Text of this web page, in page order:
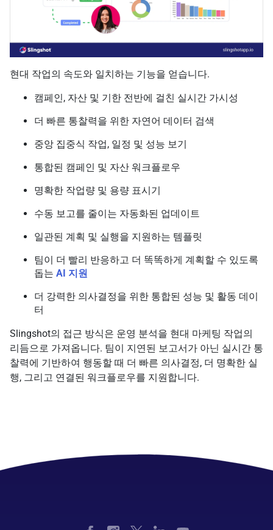
현대 작업의 속도와 일치하는 기능을 얻습니다.
캠페인, 자산 및 기한 전반에 걸친 실시간 가시성
더 빠른 통찰력을 위한 자연어 데이터 검색
중앙 집중식 작업, 일정 및 성능 보기
통합된 캠페인 및 자산 워크플로우
명확한 작업량 및 용량 표시기
수동 보고를 줄이는 자동화된 업데이트
일관된 계획 및 실행을 지원하는 템플릿
팀이 더 빨리 반응하고 더 똑똑하게 계획할 수 있도록
돕는 AI 지원
더 강력한 의사결정을 위한 통합된 성능 및 활동 데이
터
Slingshot의 접근 방식은 운영 분석을 현대 마케팅 작업의
리듬으로 가져옵니다. 팀이 지연된 보고서가 아닌 실시간 통
찰력에 기반하여 행동할 때 더 빠른 의사결정, 더 명확한 실
행, 그리고 연결된 워크플로우를 지원합니다.